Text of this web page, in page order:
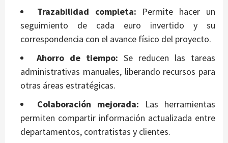
Trazabilidad completa: Permite hacer un
seguimiento de cada euro invertido y su
correspondencia con el avance físico del proyecto.
Ahorro de tiempo: Se reducen las tareas
administrativas manuales, liberando recursos para
otras áreas estratégicas.
Colaboración mejorada: Las herramientas
permiten compartir información actualizada entre
departamentos, contratistas y clientes.